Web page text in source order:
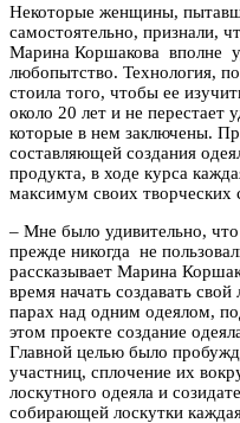
Некоторые женщины,
самостоятельно, признали,
Марина Коршакова вполне
любопытство. Технология,
стоила того, чтобы ее
около 20 лет и не перестает
которые в нем заключены.
составляющей создания
продукта, в ходе курса
максимум своих творческих
– Мне было удивительно,
прежде никогда не
рассказывает Марина
время начать создавать
парах над одним одеялом,
этом проекте создание
Главной целью было
участниц, сплочение их
лоскутного одеяла и
собирающей лоскутки